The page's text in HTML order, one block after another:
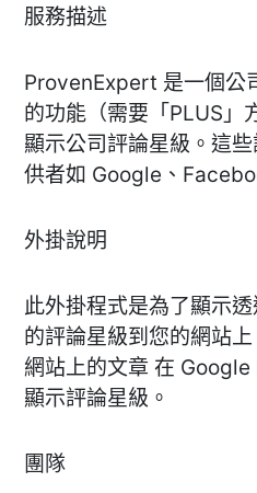
服務描述
ProvenExpert 是一個公
的功能（需要「PLUS」
顯示公司評論星級。這
供者如 Google、
外掛說明
此外掛程式是為了顯示
的評論星級到您的網站
網站上的文章 在
顯示評論星級。
團隊